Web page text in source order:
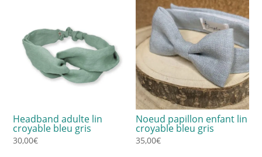
Headband adulte lin
croyable bleu gris
30,00€
Noeud papillon enfant lin
croyable bleu gris
35,00€